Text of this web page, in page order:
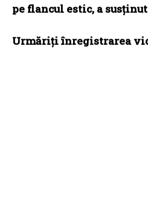
pe flancul estic, a
Urmăriți înregistrarea